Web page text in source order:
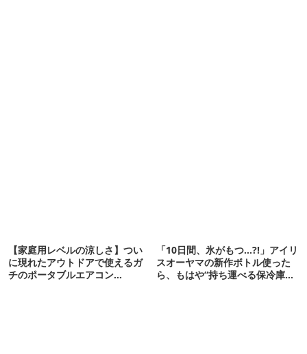
【家庭用レベルの涼しさ】つい
に現れたアウトドアで使えるガ
チのポータブルエアコン
「10日間、氷がもつ…?!」アイリ
スオーヤマの新作ボトル使った
ら、もはや“持ち運べる保冷庫